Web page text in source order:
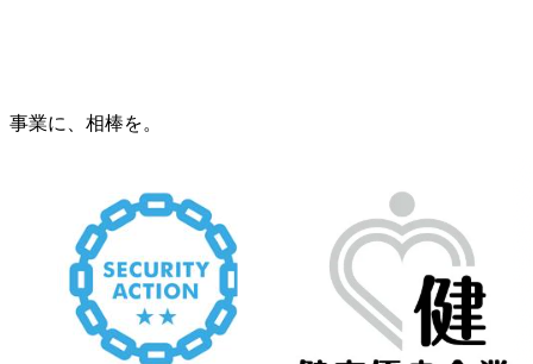
事業に、相棒を。